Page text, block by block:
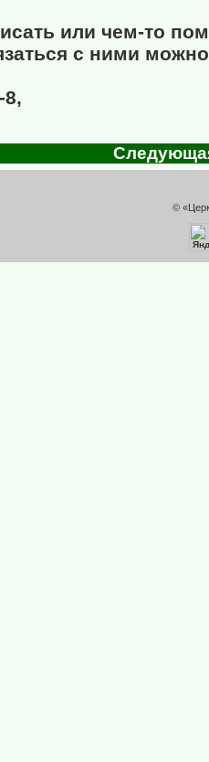
или чем-то
с ними
8,
©